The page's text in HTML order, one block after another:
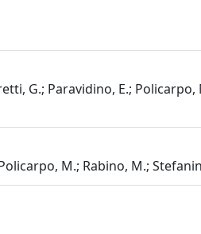
G.; Paravidino, E.;
M.; Rabino, M.;